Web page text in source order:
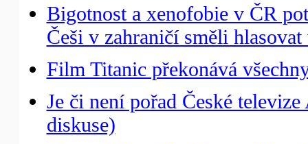
Bigotnost a xenofobie v ČR
Češi v zahraničí směli
Film Titanic překonává
Je či není pořad České
diskuse)